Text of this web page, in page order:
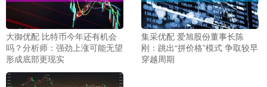
大御优配 比特币今年还有机会
吗？分析师：强劲上涨可能无望
形成底部更现实
集采优配 爱旭股份董事长陈
刚：跳出“拼价格”模式 争取较早
穿越周期